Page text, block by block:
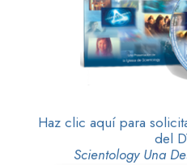
Haz clic aquí para
del
Scientology Una